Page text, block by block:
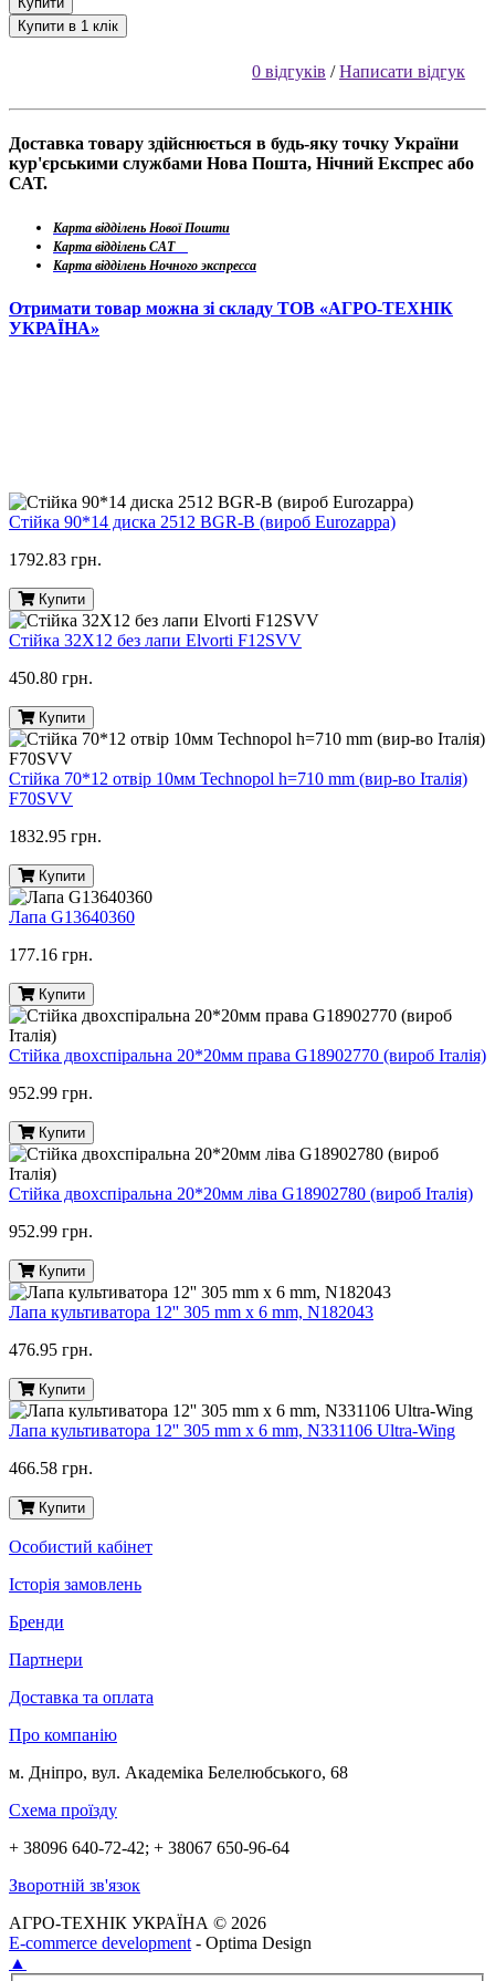
Купити в 1 клік
0 відгуків /Написати відгук
Доставка товару здійснюється в будь-яку точку України
кур'єрськими службами Нова Пошта, Нічний Експрес або
САТ.
Карта відділень Нової Пошти
Карта відділень САТ
Карта відділень Ночного экспресса
Отримати товар можна зі складу ТОВ «АГРО-ТЕХНІК
УКРАЇНА»
Стійка 90*14 диска 2512 BGR-B (вироб Eurozappa)
1792.83 грн.
Купити
Стійка 32X12 без лапи Elvorti F12SVV
450.80 грн.
Купити
Стійка 70*12 отвір 10мм Technopol h=710 mm (вир-во Італія)
F70SVV
1832.95 грн.
Купити
Лапа G13640360
177.16 грн.
Купити
Стійка двохспіральна 20*20мм права G18902770 (вироб Італія)
952.99 грн.
Купити
Стійка двохспіральна 20*20мм ліва G18902780 (вироб Італія)
952.99 грн.
Купити
Лапа культиватора 12'' 305 mm x 6 mm, N182043
476.95 грн.
Купити
Лапа культиватора 12'' 305 mm x 6 mm, N331106 Ultra-Wing
466.58 грн.
Купити
Особистий кабінет
Історія замовлень
Бренди
Партнери
Доставка та оплата
Про компанію
м. Дніпро, вул. Академіка Белелюбського, 68
Схема проїзду
+ 38096 640-72-42; + 38067 650-96-64
Зворотній зв'язок
АГРО-ТЕХНІК УКРАЇНА © 2026
E-commerce development - Optima Design
▲